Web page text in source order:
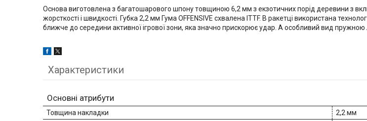
Основа виготовлена з багатошарового шпону товщиною 6,2 мм з екзотичних порід деревини з
жорсткості і швидкості. Губка 2,2 мм Гума OFFENSIVE схвалена ITTF. В ракетці використана
ближче до середини активної ігрової зони, яка значно прискорює удар. А особливий вид пружною
Характеристики
Основні атрибути
Товщина накладки
2,2 мм